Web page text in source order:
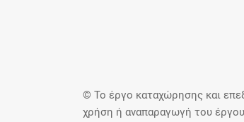
© Το έργο καταχώρησης και
χρήση ή αναπαραγωγή του